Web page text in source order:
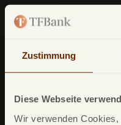
Zustimmung
Diese Webseite
Wir verwenden
Avarda BankAB (publ))
Postfach11 02 28